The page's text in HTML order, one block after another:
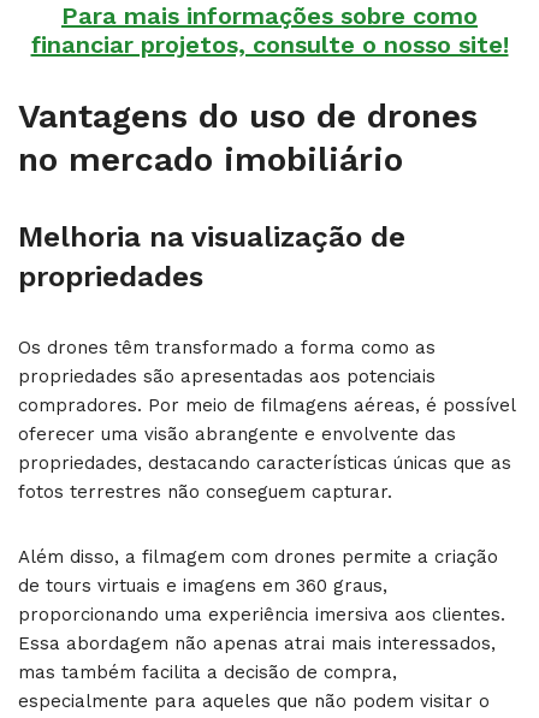
Para mais informações sobre como
financiar projetos, consulte o nosso site!
Vantagens do uso de drones
no mercado imobiliário
Melhoria na visualização de
propriedades
Os drones têm transformado a forma como as
propriedades são apresentadas aos potenciais
compradores. Por meio de filmagens aéreas, é possível
oferecer uma visão abrangente e envolvente das
propriedades, destacando características únicas que as
fotos terrestres não conseguem capturar.
Além disso, a filmagem com drones permite a criação
de tours virtuais e imagens em 360 graus,
proporcionando uma experiência imersiva aos clientes.
Essa abordagem não apenas atrai mais interessados,
mas também facilita a decisão de compra,
especialmente para aqueles que não podem visitar o